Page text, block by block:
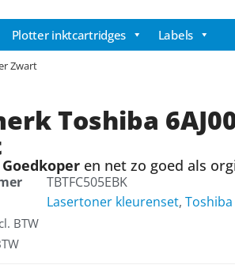
Plotter inktcartridges Labels
Zwart
Toshiba
Goedkoperen net zo goed als
TBTFC505EBK
Lasertoner kleurenset,
BTW